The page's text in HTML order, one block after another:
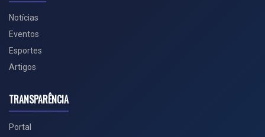
Notícias
Eventos
Esportes
Artigos
TRANSPARÊNCIA
Portal